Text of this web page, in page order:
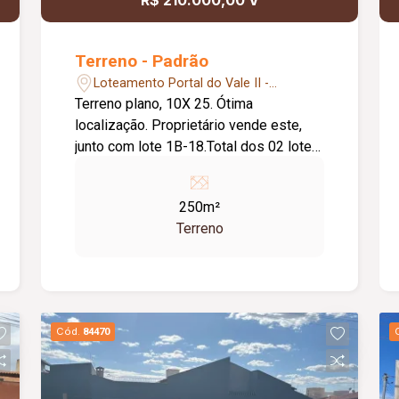
Terreno - Padrão
Loteamento Portal do Vale II -
Uberlândia/MG
Terreno plano, 10X 25. Ótima
localização. Proprietário vende este,
junto com lote 1B-18.Total dos 02 lotes
250m²
Terreno
Cód. 84470